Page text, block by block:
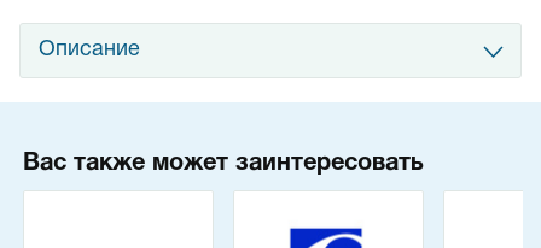
Описание
Вас также может заинтересовать